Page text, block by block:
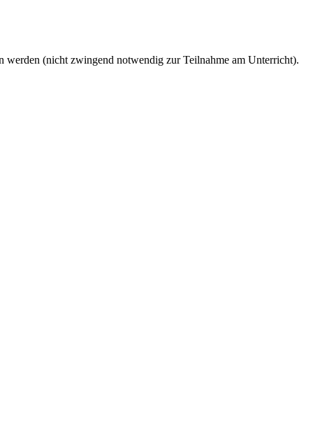
werden (nicht zwingend notwendig zur Teilnahme am Unterricht).